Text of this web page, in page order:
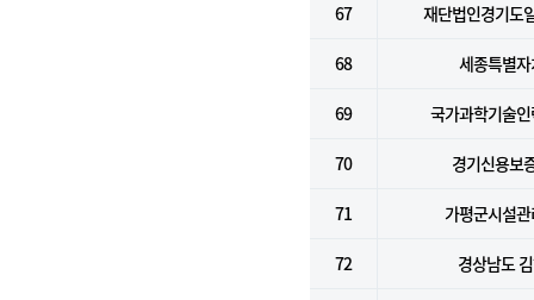
67 재단법인경기도
68 세종특별
69 국가과학기술
70 경기신용보
71 가평군시설
72 경상남도